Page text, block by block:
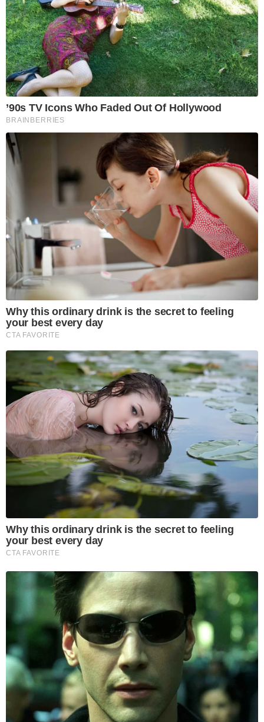
’90s TV Icons Who Faded Out Of Hollywood
BRAINBERRIES
Why this ordinary drink is the secret to feeling
your best every day
CTA FAVORITE
Why this ordinary drink is the secret to feeling
your best every day
CTA FAVORITE